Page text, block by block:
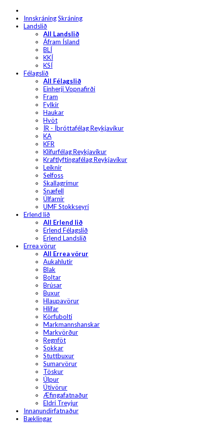
InnskráningSkráning
Landslið
All Landslið
Áfram Ísland
BLÍ
KKÍ
KSÍ
Félagslið
All Félagslið
Einherji Vopnafirði
Fram
Fylkir
Haukar
Hvöt
ÍR - Íþróttafélag Reykjavíkur
KA
KFR
Klifurfélag Reykjavíkur
Kraftlyftingafélag Reykjavíkur
Leiknir
Selfoss
Skallagrímur
Snæfell
Úlfarnir
UMF Stokkseyri
Erlend lið
All Erlend lið
Erlend Félagslið
Erlend Landslið
Errea vörur
All Errea vörur
Aukahlutir
Blak
Boltar
Brúsar
Buxur
Hlaupavörur
Hlífar
Körfubolti
Markmannshanskar
Markvörður
Regnföt
Sokkar
Stuttbuxur
Sumarvörur
Töskur
Úlpur
Útivörur
Æfingafatnaður
Eldri Treyjur
Innanundirfatnaður
Bæklingar